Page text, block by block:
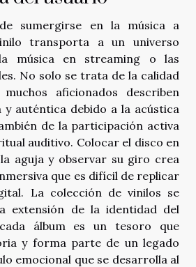
sumergirse en la música a
transporta a un universo
música en streaming o las
No solo se trata de la calidad
aficionados describen
y auténtica debido a la acústica
de la participación activa
auditivo. Colocar el disco en
aguja y observar su giro crea
que es difícil de replicar
La colección de vinilos se
extensión de la identidad del
álbum es un tesoro que
y forma parte de un legado
emocional que se desarrolla al